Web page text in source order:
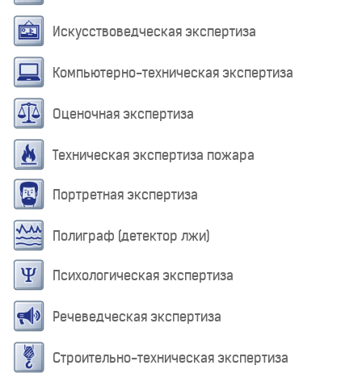
Искусствоведческая экспертиза
Компьютерно-техническая экспертиза
Оценочная экспертиза
Техническая экспертиза пожара
Портретная экспертиза
Полиграф (детектор лжи)
Психологическая экспертиза
Речеведческая экспертиза
Строительно-техническая экспертиза